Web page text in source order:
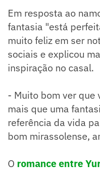
Em resposta ao
fantasia "está
muito feliz em ser
sociais e explicou
inspiração no casal.
- Muito bom ver que
mais que uma
referência da vida
bom mirassolense,
O romance entre